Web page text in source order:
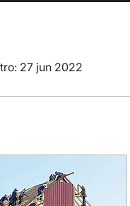
27 jun 2022